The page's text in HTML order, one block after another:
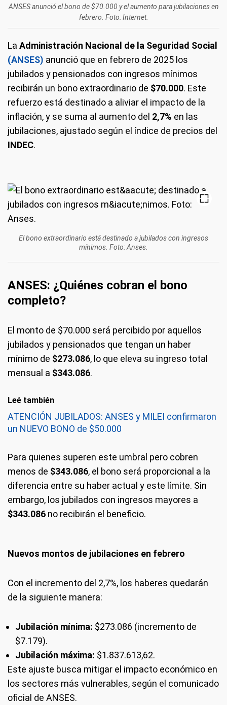
ANSES anunció el bono de $70.000 y el aumento para jubilaciones en
febrero. Foto: Internet.
La Administración Nacional de la Seguridad Social
(ANSES) anunció que en febrero de 2025 los
jubilados y pensionados con ingresos mínimos
recibirán un bono extraordinario de $70.000. Este
refuerzo está destinado a aliviar el impacto de la
inflación, y se suma al aumento del 2,7% en las
jubilaciones, ajustado según el índice de precios del
INDEC.
El bono extraordinario está destinado a jubilados con ingresos
mínimos. Foto: Anses.
ANSES: ¿Quiénes cobran el bono
completo?
El monto de $70.000 será percibido por aquellos
jubilados y pensionados que tengan un haber
mínimo de $273.086, lo que eleva su ingreso total
mensual a $343.086.
Leé también
ATENCIÓN JUBILADOS: ANSES y MILEI confirmaron
un NUEVO BONO de $50.000
Para quienes superen este umbral pero cobren
menos de $343.086, el bono será proporcional a la
diferencia entre su haber actual y este límite. Sin
embargo, los jubilados con ingresos mayores a
$343.086 no recibirán el beneficio.
Nuevos montos de jubilaciones en febrero
Con el incremento del 2,7%, los haberes quedarán
de la siguiente manera:
Jubilación mínima: $273.086 (incremento de
$7.179).
Jubilación máxima: $1.837.613,62.
Este ajuste busca mitigar el impacto económico en
los sectores más vulnerables, según el comunicado
oficial de ANSES.